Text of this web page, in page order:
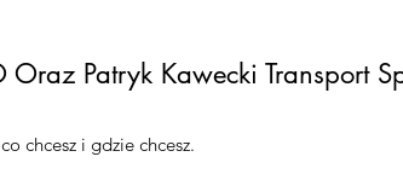
Oraz Patryk Kawecki Transport
chcesz i gdzie chcesz.